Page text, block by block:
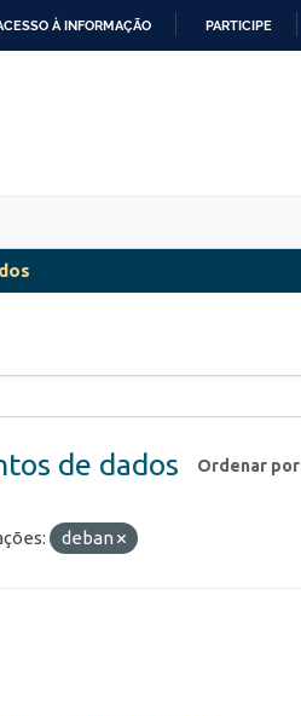
À INFORMAÇÃO PARTICIPE
Ordenar por
de dados
deban